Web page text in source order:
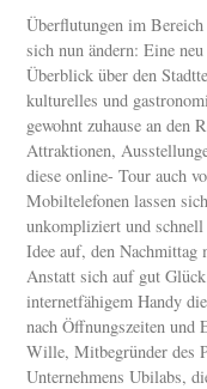
Überflutungen im
sich nun ändern: Eine
Überblick über den
kulturelles und
gewohnt zuhause an den
Attraktionen,
diese online- Tour auch
Mobiltelefonen lassen
unkompliziert und
Idee auf, den Nachmittag
Anstatt sich auf gut
internetfähigem Handy
nach Öffnungszeiten und
Wille, Mitbegründer des
Unternehmens Ubilabs,